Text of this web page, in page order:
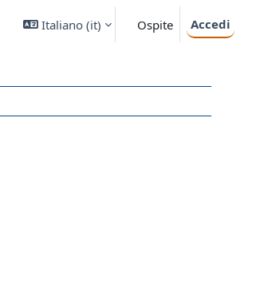
Italiano ‎(it)‎ Ospite Accedi